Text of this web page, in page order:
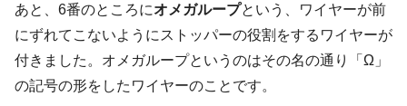
あと、6番のところにオメガループという、ワイヤーが前
にずれてこないようにストッパーの役割をするワイヤーが
付きました。オメガループというのはその名の通り「Ω」
の記号の形をしたワイヤーのことです。